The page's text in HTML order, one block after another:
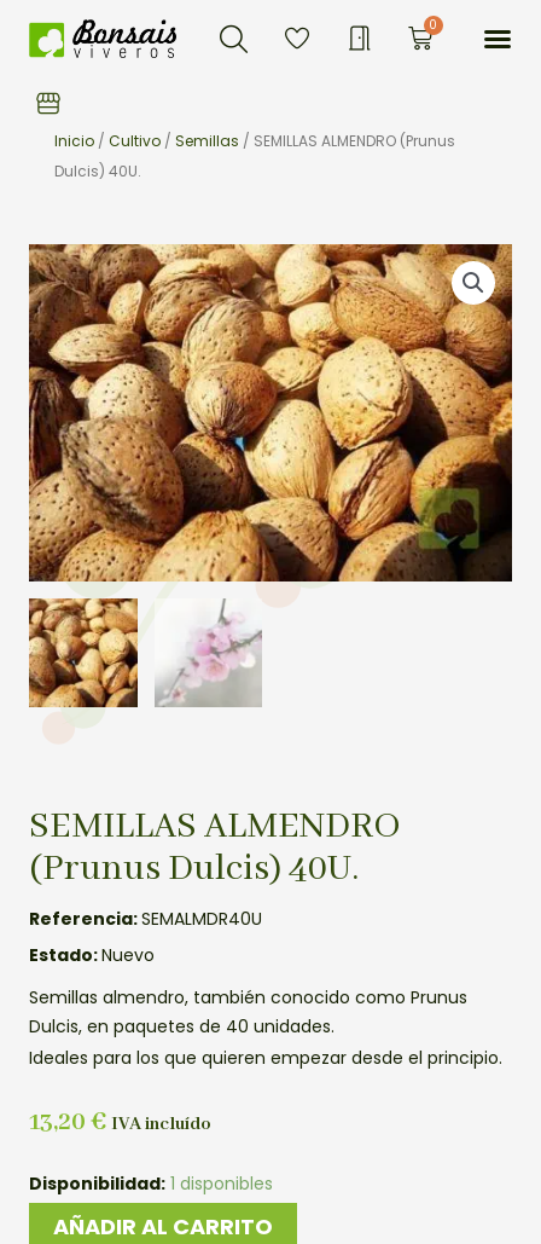
Buscar 0Carrito
Inicio / Cultivo / Semillas / SEMILLAS ALMENDRO (Prunus
Dulcis) 40U.
SEMILLAS ALMENDRO
(Prunus Dulcis) 40U.
Referencia:SEMALMDR40U
Estado:Nuevo
Semillas almendro, también conocido como Prunus
Dulcis, en paquetes de 40 unidades.
Ideales para los que quieren empezar desde el principio.
13,20 € IVA incluído
Disponibilidad: 1 disponibles
SEMILLAS
ALMENDRO
AÑADIR AL CARRITO